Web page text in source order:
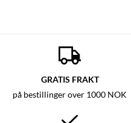
GRATIS FRAKT
på bestillinger over 1000 NOK